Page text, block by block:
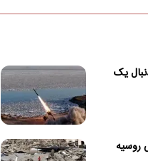
یک
روسیه